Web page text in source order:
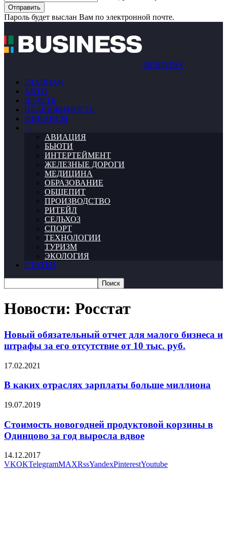
Пароль будет выслан Вам по электронной почте.
BUSINESS
ГЛАВНАЯ
АВТО
ВЛАСТЬ
НЕДВИЖИМОСТЬ
ФИНАНСЫ
…
АВИАЦИЯ
БЬЮТИ
ИНТЕРТЕЙМЕНТ
ЖЕЛЕЗНЫЕ ДОРОГИ
МЕДИЦИНА
ОБРАЗОВАНИЕ
ОБЩЕПИТ
ПРОИЗВОДСТВО
РИТЕЙЛ
СЕЛЬХОЗ
СПОРТ
ТЕХНОЛОГИИ
ТУРИЗМ
ЭКОЛОГИЯ
СТАТЬИ
Новости: Росстат
Новый обязательный отчет для малого бизнеса и
штрафы за его отсутствие от 10 тыс. руб.
17.02.2021
В каких отраслях зарплаты больше миллиона
19.07.2019
Стоимость новогодней продуктовой корзины в
Одинцово за год выросла вдвое
14.12.2017
VKOKTelegramMAXRssYandexPinterestYoutube